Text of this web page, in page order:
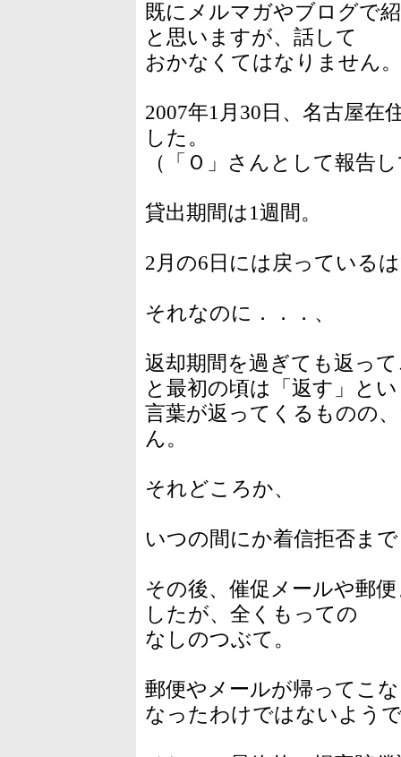
既にメルマガやブログで
と思いますが、話して
おかなくてはなりません。
2007年1月30日、名古屋
した。
（「Ｏ」さんとして報告
貸出期間は1週間。
2月の6日には戻っている
それなのに．．．、
返却期間を過ぎても返っ
と最初の頃は「返す」と
言葉が返ってくるものの
ん。
それどころか、
いつの間にか着信拒否ま
その後、催促メールや郵
したが、全くもっての
なしのつぶて。
郵便やメールが帰ってこ
なったわけではないよう